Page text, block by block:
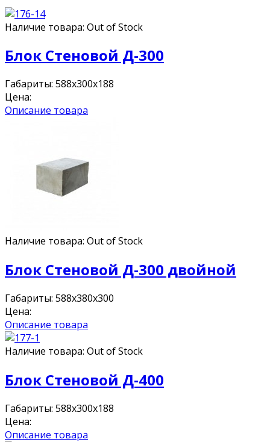
Наличие товара: Out of Stock
Блок Стеновой Д-300
Габариты: 588х300х188
Цена:
Описание товара
Наличие товара: Out of Stock
Блок Стеновой Д-300 двойной
Габариты: 588х380х300
Цена:
Описание товара
Наличие товара: Out of Stock
Блок Стеновой Д-400
Габариты: 588х300х188
Цена:
Описание товара